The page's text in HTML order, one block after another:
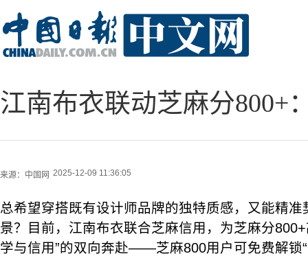
江南布衣联动芝麻分800+
来源： 中国网 2025-12-09 11:36:05
总希望穿搭既有设计师品牌的独特质感，又能精
景？目前，江南布衣联合芝麻信用，为芝麻分
学与信用”的双向奔赴——芝麻800用户可免费解锁